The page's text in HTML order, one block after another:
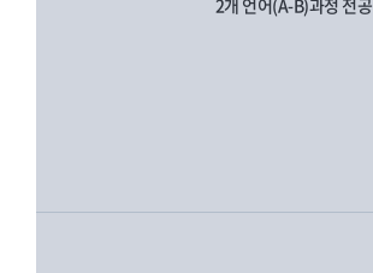
2개 언어(A-B)과정 전공